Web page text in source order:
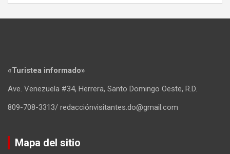
«Turistea informado»
Ave. Venezuela #34, Herrera, Santo Domingo Oeste, R.D.
809-708-3313/ redacciónvisitantes.do@gmail.com
Mapa del sitio